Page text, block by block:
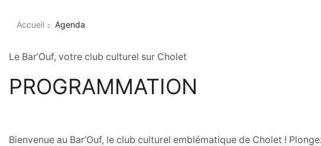
Accueil Agenda
Le Bar’Ouf, votre club culturel sur Cholet
PROGRAMMATION
Bienvenue au Bar’Ouf, le club culturel emblématique de Cholet !